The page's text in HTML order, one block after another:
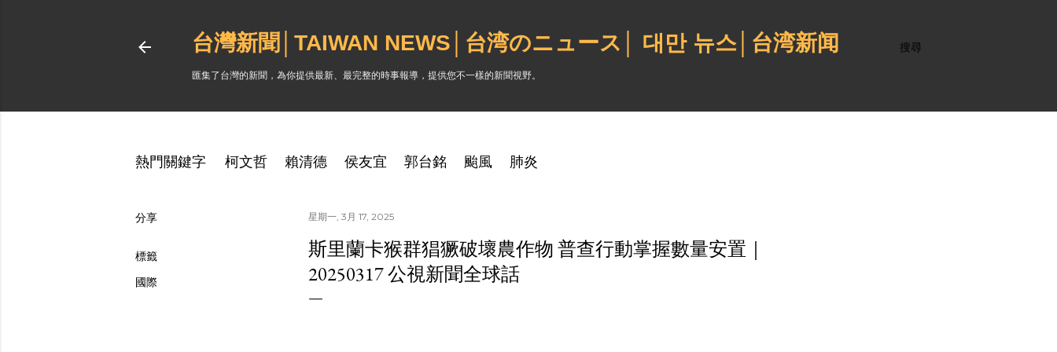
搜尋
台灣新聞│TAIWAN NEWS│台湾のニュース│ 대만 뉴스│台湾新闻
匯集了台灣的新聞，為你提供最新、最完整的時事報導，提供您不一樣的新聞視野。
熱門關鍵字 柯文哲 賴清德 侯友宜 郭台銘 颱風 肺炎
分享
標籤
國際
星期一, 3月 17, 2025
斯里蘭卡猴群猖獗破壞農作物 普查行動掌握數量安置｜
20250317 公視新聞全球話